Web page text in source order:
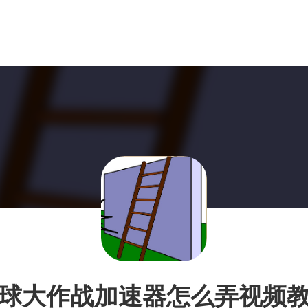
大作战加速器怎么弄视频